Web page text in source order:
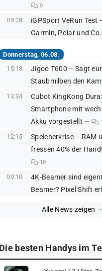
0
09:28
iGPSport VeRun
Garmin, Polar und
Donnerstag, 06.08.
15:18
Jigoo T600 – Sagt
Staubmilben den
13:34
Cubot KingKong
Smartphone mit
Akku vorgestellt
1
12:15
Speicherkrise – RAM
fressen 40% der
10
09:10
4K-Beamer sind
Beamer? Pixel Shift
Alle News zeigen
Die besten Handys im